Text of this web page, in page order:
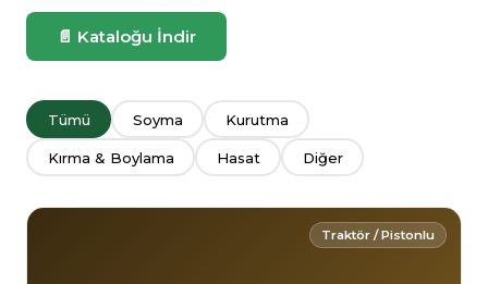
📄 Kataloğu İndir
Tümü Soyma Kurutma
Kırma & Boylama Hasat Diğer
Traktör / Pistonlu